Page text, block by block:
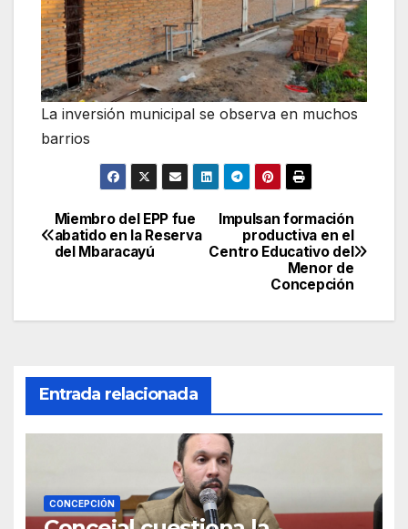
La inversión municipal se observa en muchos
barrios
Navegación
de
Impulsan formación
productiva en el
Centro Educativo del
Menor de
Concepción
Miembro del EPP fue
abatido en la Reserva
del Mbaracayú
Entrada relacionada
CONCEPCIÓN